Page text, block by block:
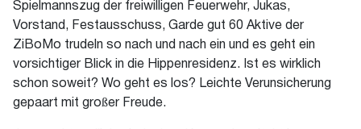
Spielmannszug der freiwilligen Feuerwehr, Jukas,
Vorstand, Festausschuss, Garde gut 60 Aktive der
ZiBoMo trudeln so nach und nach ein und es geht ein
vorsichtiger Blick in die Hippenresidenz. Ist es wirklich
schon soweit? Wo geht es los? Leichte Verunsicherung
gepaart mit großer Freude.